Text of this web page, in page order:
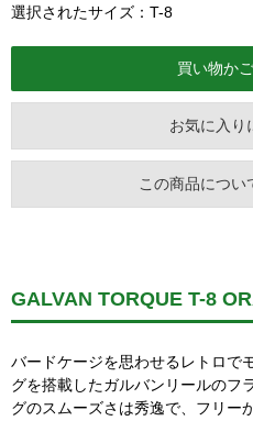
選択されたサイズ：T-8
お気に入り
この商品につい
GALVAN TORQUE T-8
バードケージを思わせるレトロで
グを搭載したガルバンリールのフ
グのスムーズさは秀逸で、フリー